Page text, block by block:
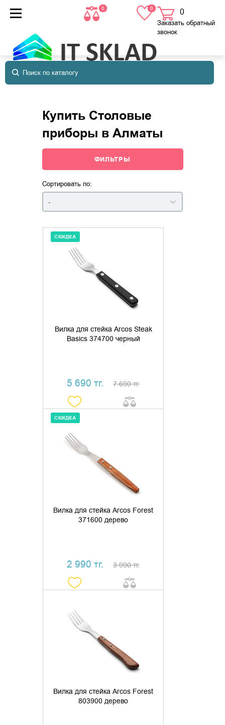
0 0 0
в корзине
Заказать обратный
звонок
Купить Столовые
приборы в Алматы
ФИЛЬТРЫ
Сортировать по:
-
Вилка для стейка Arcos Steak
Basics 374700 черный
5 690 тг. 7 690 тг.
СКИДКА
ДОБАВИТЬ В КОРЗИНУ
КУПИТЬ В 1 КЛИК
Вилка для стейка Arcos Forest
371600 дерево
2 990 тг. 3 990 тг.
СКИДКА
ДОБАВИТЬ В КОРЗИНУ
КУПИТЬ В 1 КЛИК
Вилка для стейка Arcos Forest
803900 дерево
УТОЧНИТЬ НАЛИЧИЕ